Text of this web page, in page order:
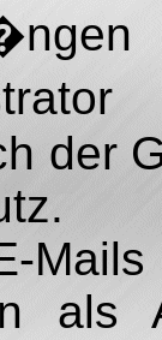
der